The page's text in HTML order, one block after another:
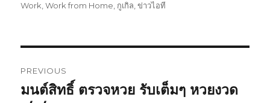
on
Work ,Work from Home กูเกิล ,ข่าวไอที
navigation
PREVIOUS
Previous
มนต์สิทธิ์ ตรวจหวย รับเต็มๆ หวยงวด